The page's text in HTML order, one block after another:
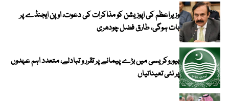
وزیراعظم کی اپوزیشن کو مذاکرات کی دعوت، اوپن ایجنڈے پر
بات ہوگی، طارق فضل چودھری
بیوروکریسی میں بڑے پیمانے پر تقرر و تبادلے، متعدد اہم عہدوں
پر نئی تعیناتیاں